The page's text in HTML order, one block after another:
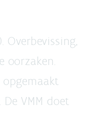
oorzaken.
VMM doet